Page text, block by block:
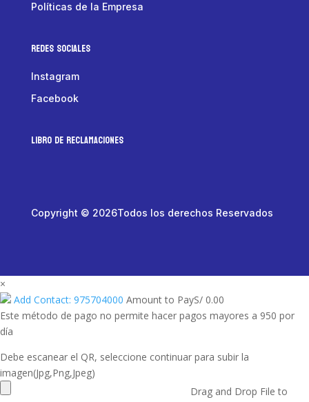
Políticas de la Empresa
Redes Sociales
Instagram
Facebook
LIBRO DE RECLAMACIONES
Copyright © 2026Todos los derechos Reservados
×
Add Contact: 975704000 Amount to PayS/ 0.00
Este método de pago no permite hacer pagos mayores a 950 por
día
Debe escanear el QR, seleccione continuar para subir la
imagen(Jpg,Png,Jpeg)
Drag and Drop File to